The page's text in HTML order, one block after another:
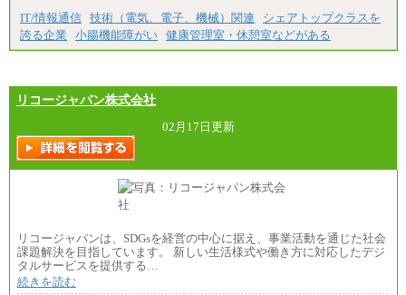
ます。
IT/情報通信 技術（電気、電子、機械）関連
シェアトップクラスを
誇る企業
小腸機能障がい 健康管理室・休憩室などがある
リコージャパン株式会社
02月17日更新
リコージャパンは、SDGsを経営の中心に据え、事業活動を通じた社会
課題解決を目指しています。 新しい生活様式や働き方に対応したデジ
タルサービスを提供する…
続きを読む